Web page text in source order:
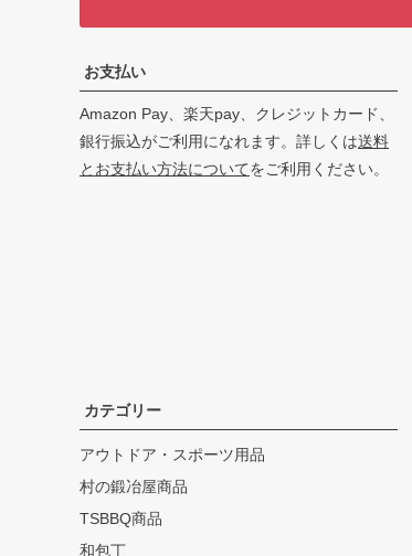
お支払い
Amazon Pay、楽天pay、クレジットカード、
銀行振込がご利用になれます。詳しくは送料
とお支払い方法についてをご利用ください。
カテゴリー
アウトドア・スポーツ用品
村の鍛冶屋商品
TSBBQ商品
和包丁